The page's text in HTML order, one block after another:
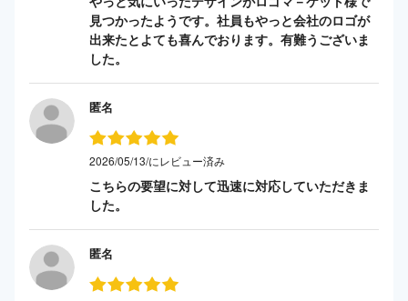
見つかったようです。社員もやっと会社のロゴが
出来たとよても喜んでおります。有難うございま
した。
匿名
2026/05/13/にレビュー済み
こちらの要望に対して迅速に対応していただきま
した。
匿名